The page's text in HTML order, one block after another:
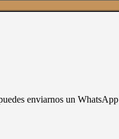
enviarnos un WhatsApp